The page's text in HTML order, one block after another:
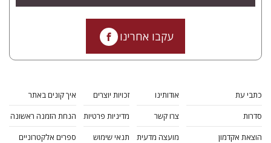
עקבו אחרינו
כתבי עת
סדרות
הוצאת אקדמון
אודותינו
צרו קשר
מועצה מדעית
זכויות יוצרים
מדיניות פרטיות
תנאי שימוש
איך קונים באתר
הנחת הזמנה ראשונה
ספרים אלקטרוניים